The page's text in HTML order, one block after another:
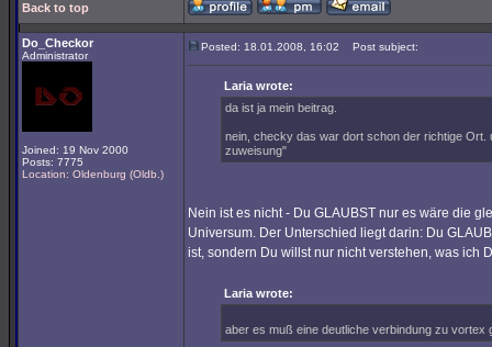
Back to top
Do_Checkor
Administrator
Joined: 19 Nov 2000
Posts: 7775
Location: Oldenburg (Oldb.)
Posted: 18.01.2008, 16:02 Post subject:
Laria wrote:
da ist ja mein beitrag.
nein, checky das war dort schon der richtige
zuweisung"
Nein ist es nicht - Du GLAUBST nur es wäre die
Universum. Der Unterschied liegt darin: Du
ist, sondern Du willst nur nicht verstehen, was ich
Laria wrote:
aber es muß eine deutliche verbindung zu vortex